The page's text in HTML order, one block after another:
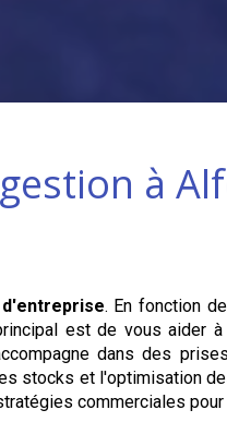
à
. En fonction
est de vous aider
dans des
stocks et l'optimisation
commerciales pour